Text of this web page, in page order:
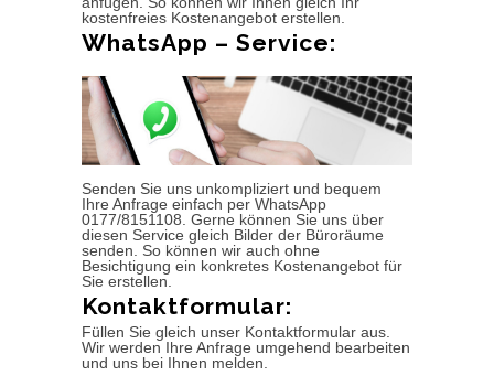
kostenfreies Kostenangebot erstellen.
WhatsApp – Service:
Senden Sie uns unkompliziert und bequem
Ihre Anfrage einfach per WhatsApp
0177/8151108. Gerne können Sie uns über
diesen Service gleich Bilder der Büroräume
senden. So können wir auch ohne
Besichtigung ein konkretes Kostenangebot für
Sie erstellen.
Kontaktformular:
Füllen Sie gleich unser Kontaktformular aus.
Wir werden Ihre Anfrage umgehend bearbeiten
und uns bei Ihnen melden.